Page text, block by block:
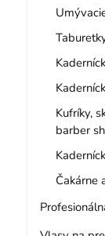
Kufríky,
barber
Čakárne